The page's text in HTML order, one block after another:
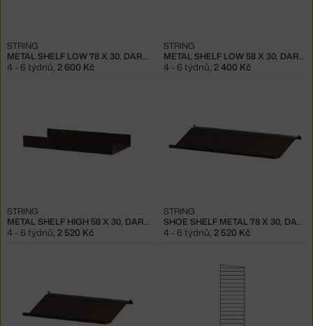
METAL SHELF LOW 78 X 30, DARK BROWN
STRING
4 - 6 týdnů, 2 600 Kč
METAL SHELF LOW 58 X 30, DARK BROWN
STRING
4 - 6 týdnů, 2 400 Kč
METAL SHELF HIGH 58 X 30, DARK BROWN
STRING
4 - 6 týdnů, 2 520 Kč
SHOE SHELF METAL 78 X 30, DARK BROWN
STRING
4 - 6 týdnů, 2 520 Kč